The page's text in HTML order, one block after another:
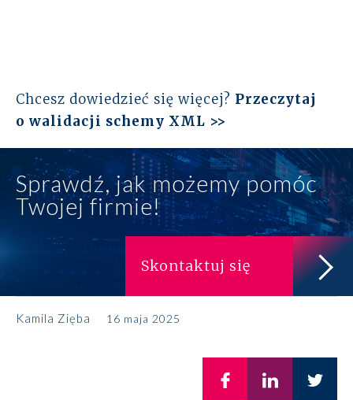
Chcesz dowiedzieć się więcej? Przeczytaj
o walidacji schemy XML >>
Sprawdź, jak możemy pomóc
Twojej firmie!
Skontaktuj się
Kamila Zięba 16 maja 2025